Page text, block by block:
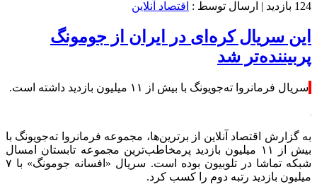
124 بازدید | ارسال توسط : اقتصاد آنلاین
این سریال کره‌ای در ایران از جومونگ
پربیننده‌تر شد
سریال فرمانروا ته‌جویونگ با بیش از ۱۱ میلیون بازدید داشته است.
به گزارش اقتصاد آنلاین از برترین‌ها، مجموعه فرمانروا ته‌جویونگ با
بیش از ۱۱ میلیون بازدید پرمخاطب‌ترین مجموعه‌ تابستان امسال
شبکه تماشا در تلوبیون بوده است. سریال «افسانه جومونگ» با ۷
میلیون بازدید رتبه دوم را کسب کرد.